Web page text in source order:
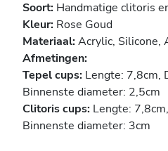
Soort: Handmatige clitoris
Kleur: Rose Goud
Materiaal:Acrylic, Silicone,
Afmetingen:
Tepel cups: Lengte: 7,8cm,
Binnenste diameter: 2,5cm
Clitoris cups: Lengte:
Binnenste diameter: 3cm